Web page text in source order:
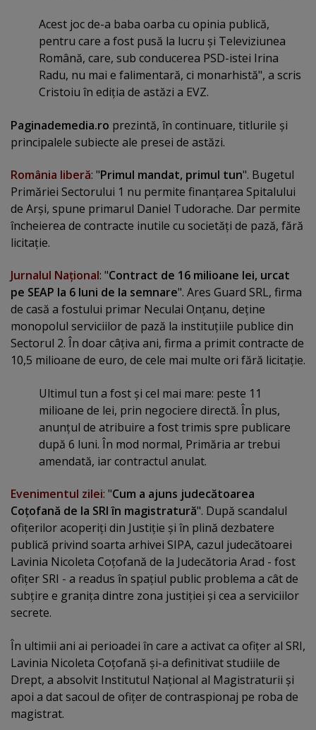
Acest joc de-a baba oarba cu opinia publică,
pentru care a fost pusă la lucru şi Televiziunea
Română, care, sub conducerea PSD-istei Irina
Radu, nu mai e falimentară, ci monarhistă", a scris
Cristoiu în ediţia de astăzi a EVZ.
Paginademedia.ro prezintă, în continuare, titlurile şi
principalele subiecte ale presei de astăzi.
România liberă: "Primul mandat, primul tun". Bugetul
Primăriei Sectorului 1 nu permite finanţarea Spitalului
de Arşi, spune primarul Daniel Tudorache. Dar permite
încheierea de contracte inutile cu societăţi de pază, fără
licitaţie.
Jurnalul Naţional: "Contract de 16 milioane lei, urcat
pe SEAP la 6 luni de la semnare". Ares Guard SRL, firma
de casă a fostului primar Neculai Onţanu, deţine
monopolul serviciilor de pază la instituţiile publice din
Sectorul 2. În doar câţiva ani, firma a primit contracte de
10,5 milioane de euro, de cele mai multe ori fără licitaţie.
Ultimul tun a fost şi cel mai mare: peste 11
milioane de lei, prin negociere directă. În plus,
anunţul de atribuire a fost trimis spre publicare
după 6 luni. În mod normal, Primăria ar trebui
amendată, iar contractul anulat.
Evenimentul zilei: "Cum a ajuns judecătoarea
Coţofană de la SRI în magistratură". După scandalul
ofiţerilor acoperiţi din Justiţie şi în plină dezbatere
publică privind soarta arhivei SIPA, cazul judecătoarei
Lavinia Nicoleta Coţofană de la Judecătoria Arad - fost
ofiţer SRI - a readus în spaţiul public problema a cât de
subţire e graniţa dintre zona justiţiei şi cea a serviciilor
secrete.
În ultimii ani ai perioadei în care a activat ca ofiţer al SRI,
Lavinia Nicoleta Coţofană şi-a definitivat studiile de
Drept, a absolvit Institutul Naţional al Magistraturii şi
apoi a dat sacoul de ofiţer de contraspionaj pe roba de
magistrat.